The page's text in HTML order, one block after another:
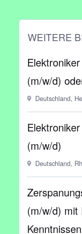
WEITERE
(m/w/d)
Deutschland,
(m/w/d)
Deutschland,
(m/w/d) mit
Kenntnissen